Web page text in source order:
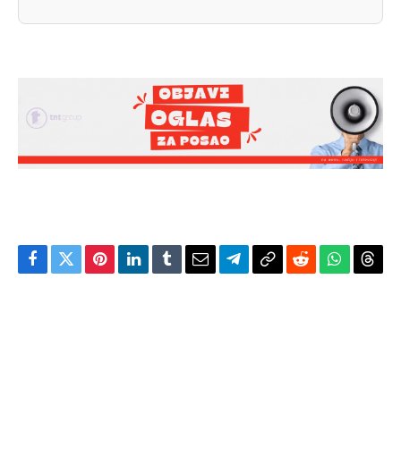
Facebook
TwitterPinterestLinkedIn
TumblrEmailTelegram
CopyReddit